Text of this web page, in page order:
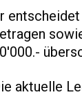
aktuelle